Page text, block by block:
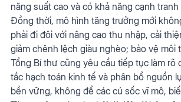
năng suất cao và có khả năng cạnh
Đồng thời, mô hình tăng trưởng mới
phải đi đôi với nâng cao thu nhập, cải
giảm chênh lệch giàu nghèo; bảo vệ
Tổng Bí thư cũng yêu cầu tiếp tục làm
tắc hạch toán kinh tế và phân bổ nguồn
bền vững, không để các cú sốc vĩ mô,